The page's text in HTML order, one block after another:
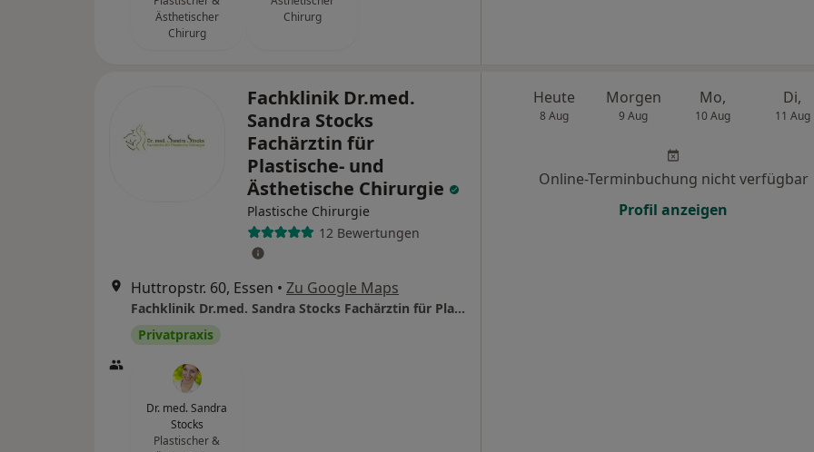
Ästhetischer
Chirurg
Chirurg
Fachklinik Dr.med.
Sandra Stocks
Fachärztin für
Plastische- und
Ästhetische Chirurgie
Plastische Chirurgie
12 Bewertungen
Huttropstr. 60, Essen • Zu Google Maps
Fachklinik Dr.med. Sandra Stocks Fachärztin für Plastische- und Ästhetische Chirurgie
Privatpraxis
Dr. med. Sandra
Stocks
Plastischer &
Heute
8 Aug
Morgen
9 Aug
Mo,
10 Aug
Di,
11 Aug
Online-Terminbuchung nicht verfügbar
Profil anzeigen